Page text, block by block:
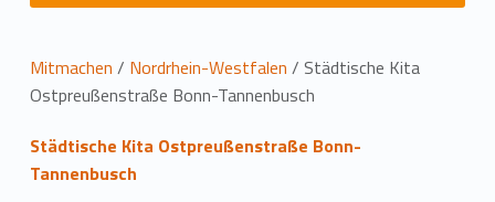
L
o
c
Mitmachen / Nordrhein-Westfalen / Städtische Kita
Ostpreußenstraße Bonn-Tannenbusch
Städtische Kita Ostpreußenstraße Bonn-
Tannenbusch